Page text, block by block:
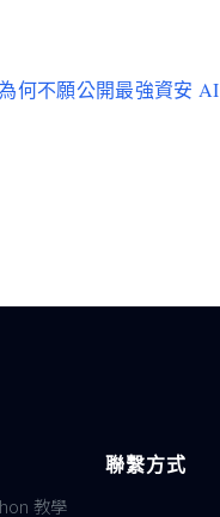
何不願公開最強資安 AI
教學
聯繫方式